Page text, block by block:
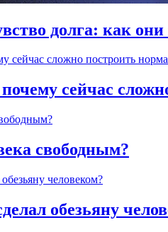
долга: как
сейчас
свободным?
обезьяну